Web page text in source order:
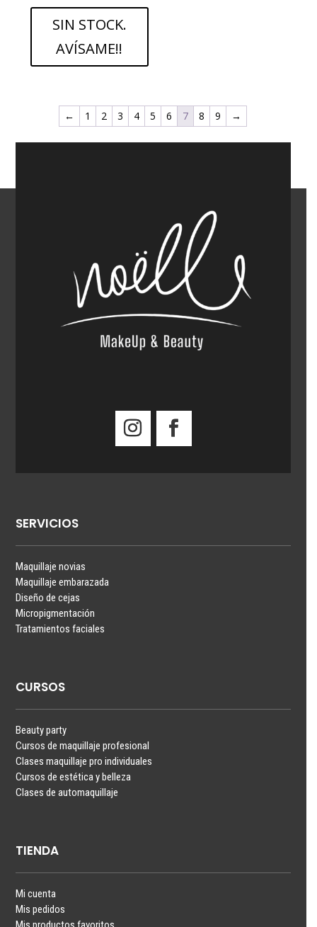
SIN STOCK.
AVÍSAME!!
← 1 2 3 4 5 6 7 8 9 →
SERVICIOS
Maquillaje novias
Maquillaje embarazada
Diseño de cejas
Micropigmentación
Tratamientos faciales
CURSOS
Beauty party
Cursos de maquillaje profesional
Clases maquillaje pro individuales
Cursos de estética y belleza
Clases de automaquillaje
TIENDA
Mi cuenta
Mis pedidos